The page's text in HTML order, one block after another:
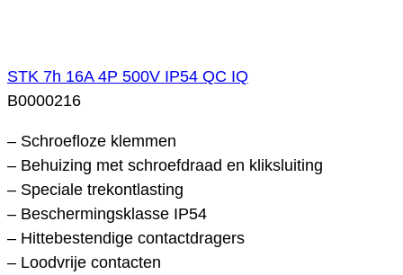
STK 7h 16A 4P 500V IP54 QC IQ
B0000216
– Schroefloze klemmen
– Behuizing met schroefdraad en kliksluiting
– Speciale trekontlasting
– Beschermingsklasse IP54
– Hittebestendige contactdragers
– Loodvrije contacten